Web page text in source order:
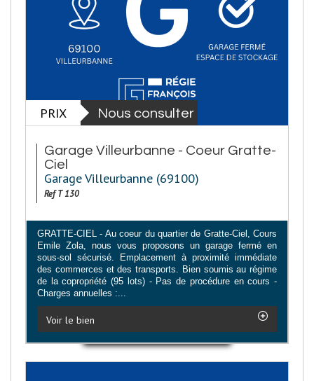
PRIX Nous consulter
Garage Villeurbanne - Coeur Gratte-
Ciel
Garage Villeurbanne (69100)
Ref T 130
GRATTE-CIEL - Au coeur du quartier de Gratte-Ciel, Cours
Emile Zola, nous vous proposons un garage fermé en
sous-sol sécurisé. Emplacement à proximité immédiate
des commerces et des transports. Bien soumis au régime
de la copropriété (95 lots) - Pas de procédure en cours -
Charges annuelles :...
Voir le bien